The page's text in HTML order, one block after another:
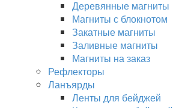
Деревянные магниты
Магниты с блокнотом
Закатные магниты
Заливные магниты
Магниты на заказ
Рефлекторы
Ланъярды
Ленты для бейджей